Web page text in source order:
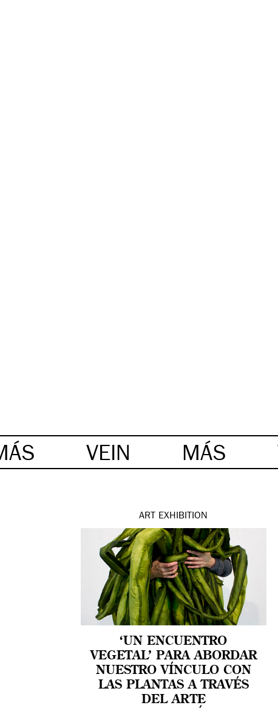
VEIN MÁS
ART EXHIBITION
‘UN ENCUENTRO
VEGETAL’ PARA ABORDAR
NUESTRO VÍNCULO CON
LAS PLANTAS A TRAVÉS
DEL ARTE